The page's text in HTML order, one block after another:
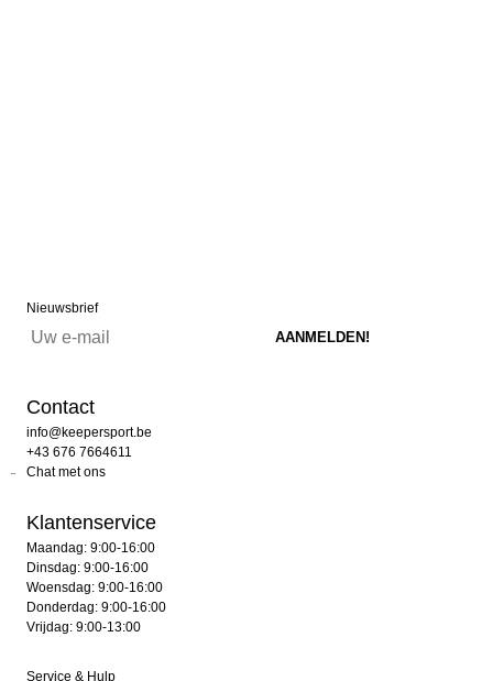
Nieuwsbrief
Contact
info@keepersport.be
+43 676 7664611
Chat met ons
Klantenservice
Maandag: 9:00-16:00
Dinsdag: 9:00-16:00
Woensdag: 9:00-16:00
Donderdag: 9:00-16:00
Vrijdag: 9:00-13:00
Service & Hulp